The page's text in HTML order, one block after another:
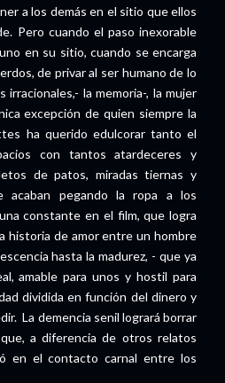
a los demás en el sitio que ellos
Pero cuando el paso inexorable
en su sitio, cuando se encarga
de privar al ser humano de lo
la memoria-, la mujer
excepción de quien siempre la
ha querido edulcorar tanto el
con tantos atardeceres y
de patos, miradas tiernas y
acaban pegando la ropa a los
constante en el film, que logra
historia de amor entre un hombre
hasta la madurez, - que ya
amable para unos y hostil para
dividida en función del dinero y
La demencia senil logrará borrar
a diferencia de otros relatos
en el contacto carnal entre los